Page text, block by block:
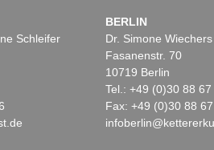
Schleifer
BERLIN
Dr. Simone Wiechers
Fasanenstr. 70
10719 Berlin
Tel.: +49 (0)30 88
Fax: +49 (0)30 88